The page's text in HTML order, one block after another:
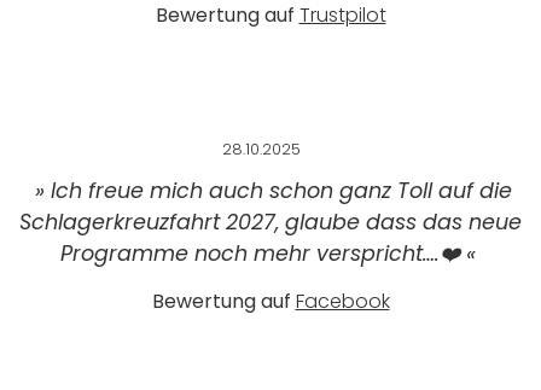
Bewertung auf Trustpilot
28.10.2025
» Ich freue mich auch schon ganz Toll auf die
Schlagerkreuzfahrt 2027, glaube dass das neue
Programme noch mehr verspricht….❤️ «
Bewertung auf Facebook